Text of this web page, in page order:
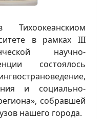
в рамках III
научно-
состоялось
и социально-
собравшей
нашего города.